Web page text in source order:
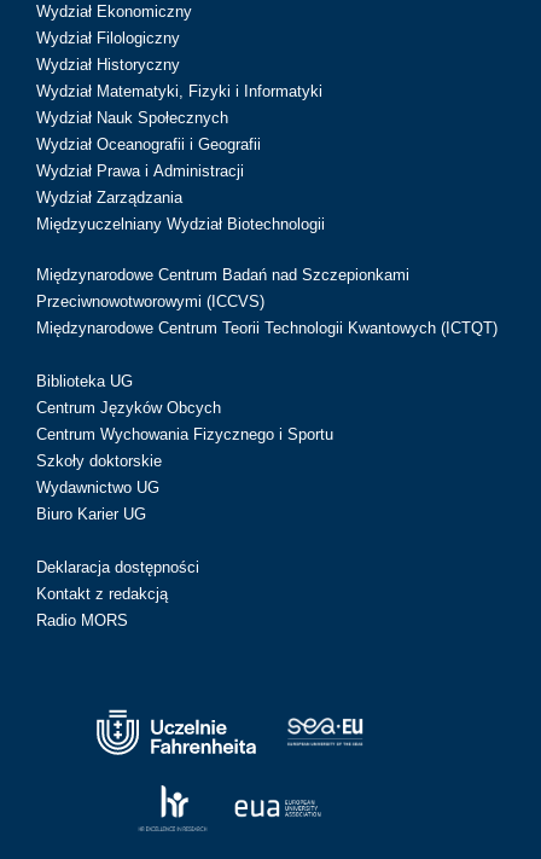
Wydział Ekonomiczny
Wydział Filologiczny
Wydział Historyczny
Wydział Matematyki, Fizyki i Informatyki
Wydział Nauk Społecznych
Wydział Oceanografii i Geografii
Wydział Prawa i Administracji
Wydział Zarządzania
Międzyuczelniany Wydział Biotechnologii
Międzynarodowe Centrum Badań nad Szczepionkami
Przeciwnowotworowymi (ICCVS)
Międzynarodowe Centrum Teorii Technologii Kwantowych (ICTQT)
Biblioteka UG
Centrum Języków Obcych
Centrum Wychowania Fizycznego i Sportu
Szkoły doktorskie
Wydawnictwo UG
Biuro Karier UG
Deklaracja dostępności
Kontakt z redakcją
Radio MORS